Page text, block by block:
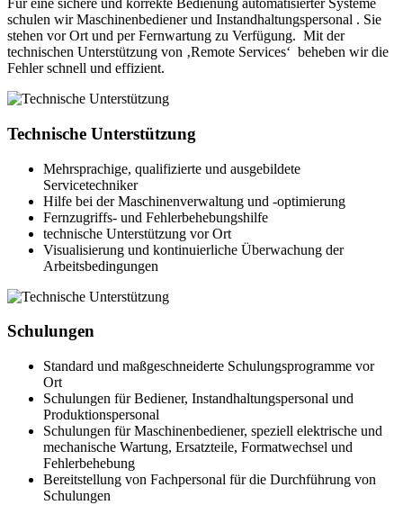
Für eine sichere und korrekte Bedienung automatisierter Systeme
schulen wir Maschinenbediener und Instandhaltungspersonal . Sie
stehen vor Ort und per Fernwartung zu Verfügung. Mit der
technischen Unterstützung von ‚Remote Services‘ beheben wir die
Fehler schnell und effizient.
Technische Unterstützung
Mehrsprachige, qualifizierte und ausgebildete
Servicetechniker
Hilfe bei der Maschinenverwaltung und -optimierung
Fernzugriffs- und Fehlerbehebungshilfe
technische Unterstützung vor Ort
Visualisierung und kontinuierliche Überwachung der
Arbeitsbedingungen
Schulungen
Standard und maßgeschneiderte Schulungsprogramme vor
Ort
Schulungen für Bediener, Instandhaltungspersonal und
Produktionspersonal
Schulungen für Maschinenbediener, speziell elektrische und
mechanische Wartung, Ersatzteile, Formatwechsel und
Fehlerbehebung
Bereitstellung von Fachpersonal für die Durchführung von
Schulungen